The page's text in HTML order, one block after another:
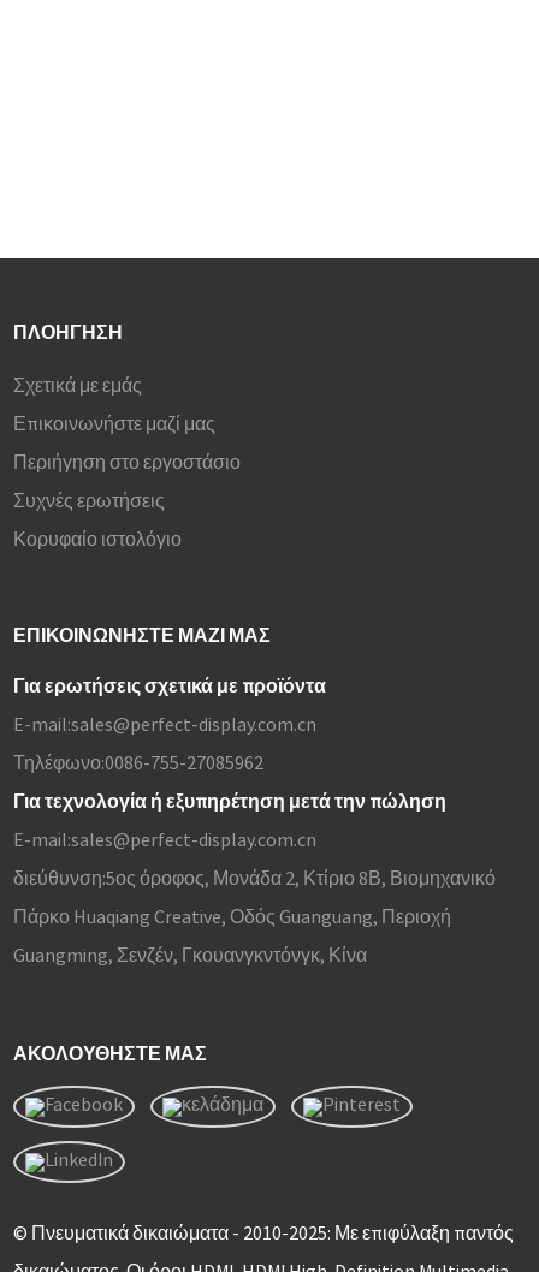
ΠΛΟΉΓΗΣΗ
Σχετικά με εμάς
Επικοινωνήστε μαζί μας
Περιήγηση στο εργοστάσιο
Συχνές ερωτήσεις
Κορυφαίο ιστολόγιο
ΕΠΙΚΟΙΝΩΝΉΣΤΕ ΜΑΖΊ ΜΑΣ
Για ερωτήσεις σχετικά με προϊόντα
E-mail:sales@perfect-display.com.cn
Τηλέφωνο:0086-755-27085962
Για τεχνολογία ή εξυπηρέτηση μετά την πώληση
E-mail:sales@perfect-display.com.cn
διεύθυνση:5ος όροφος, Μονάδα 2, Κτίριο 8Β, Βιομηχανικό
Πάρκο Huaqiang Creative, Οδός Guanguang, Περιοχή
Guangming, Σενζέν, Γκουανγκντόνγκ, Κίνα
ΑΚΟΛΟΥΘΉΣΤΕ ΜΑΣ
© Πνευματικά δικαιώματα - 2010-2025: Με επιφύλαξη παντός